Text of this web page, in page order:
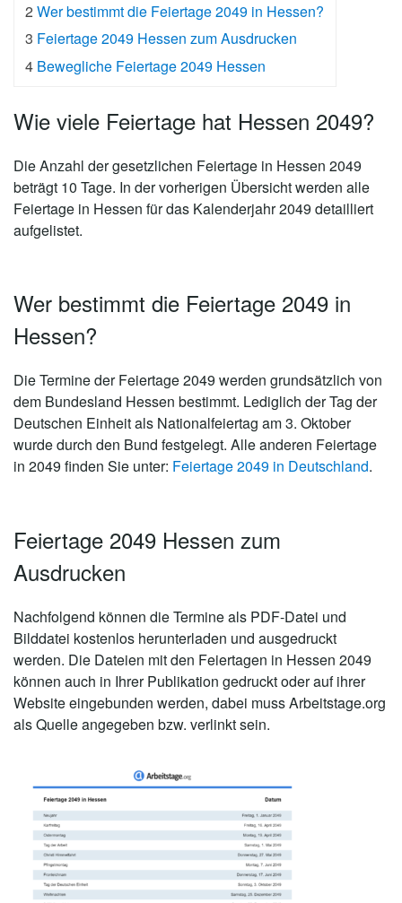
2 Wer bestimmt die Feiertage 2049 in Hessen?
3 Feiertage 2049 Hessen zum Ausdrucken
4 Bewegliche Feiertage 2049 Hessen
Wie viele Feiertage hat Hessen 2049?
Die Anzahl der gesetzlichen Feiertage in Hessen 2049
beträgt 10 Tage. In der vorherigen Übersicht werden alle
Feiertage in Hessen für das Kalenderjahr 2049 detailliert
aufgelistet.
Wer bestimmt die Feiertage 2049 in
Hessen?
Die Termine der Feiertage 2049 werden grundsätzlich von
dem Bundesland Hessen bestimmt. Lediglich der Tag der
Deutschen Einheit als Nationalfeiertag am 3. Oktober
wurde durch den Bund festgelegt. Alle anderen Feiertage
in 2049 finden Sie unter: Feiertage 2049 in Deutschland.
Feiertage 2049 Hessen zum
Ausdrucken
Nachfolgend können die Termine als PDF-Datei und
Bilddatei kostenlos herunterladen und ausgedruckt
werden. Die Dateien mit den Feiertagen in Hessen 2049
können auch in Ihrer Publikation gedruckt oder auf ihrer
Website eingebunden werden, dabei muss Arbeitstage.org
als Quelle angegeben bzw. verlinkt sein.